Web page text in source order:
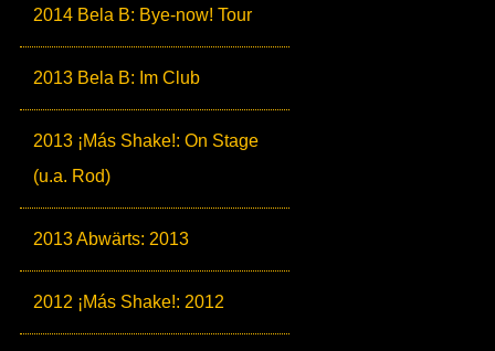
2014 Bela B: Bye-now! Tour
2013 Bela B: Im Club
2013 ¡Más Shake!: On Stage
(u.a. Rod)
2013 Abwärts: 2013
2012 ¡Más Shake!: 2012